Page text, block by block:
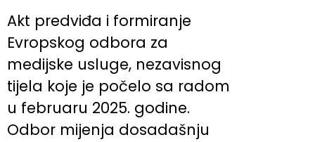
Akt predviđa i formiranje
Evropskog odbora za
medijske usluge, nezavisnog
tijela koje je počelo sa radom
u februaru 2025. godine.
Odbor mijenja dosadašnju